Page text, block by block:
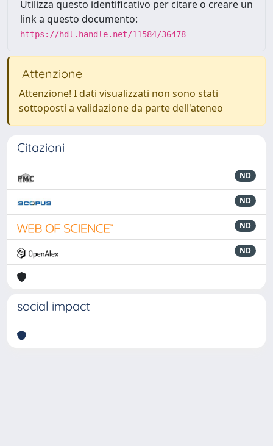
Utilizza questo identificativo per citare o creare un
link a questo documento:
https://hdl.handle.net/11584/36478
Attenzione
Attenzione! I dati visualizzati non sono stati
sottoposti a validazione da parte dell'ateneo
Citazioni
ND
ND
ND
ND
social impact